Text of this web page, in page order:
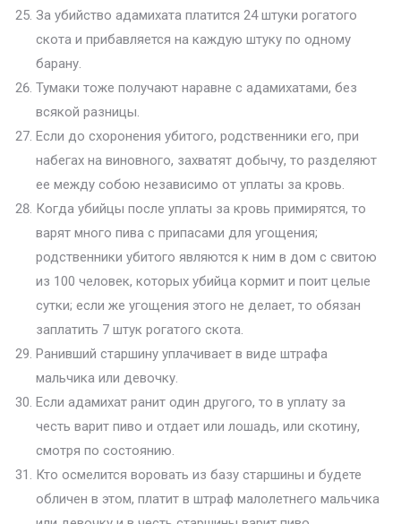
За убийство адамихата платится 24 штуки рогатого
скота и прибавляется на каждую штуку по одному
барану.
Тумаки тоже получают наравне с адамихатами, без
всякой разницы.
Если до схоронения убитого, родственники его, при
набегах на виновного, захватят добычу, то разделяют
ее между собою независимо от уплаты за кровь.
Когда убийцы после уплаты за кровь примирятся, то
варят много пива с припасами для угощения;
родственники убитого являются к ним в дом с свитою
из 100 человек, которых убийца кормит и поит целые
сутки; если же угощения этого не делает, то обязан
заплатить 7 штук рогатого скота.
Ранивший старшину уплачивает в виде штрафа
мальчика или девочку.
Если адамихат ранит один другого, то в уплату за
честь варит пиво и отдает или лошадь, или скотину,
смотря по состоянию.
Кто осмелится воровать из базу старшины и будете
обличен в этом, платит в штраф малолетнего мальчика